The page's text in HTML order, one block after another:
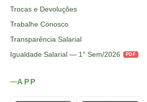
Trocas e Devoluções
Trabalhe Conosco
Transparência Salarial
Igualdade Salarial — 1° Sem/2026
PDF
APP